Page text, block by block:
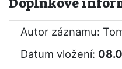
Autor záznamu:
Datum vložení: